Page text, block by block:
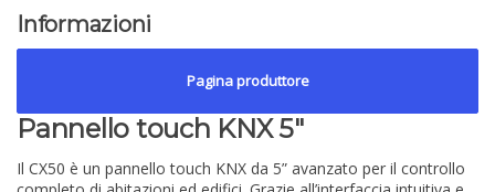
Informazioni
Pagina produttore
Pannello touch KNX 5"
Il CX50 è un pannello touch KNX da 5” avanzato per il controllo